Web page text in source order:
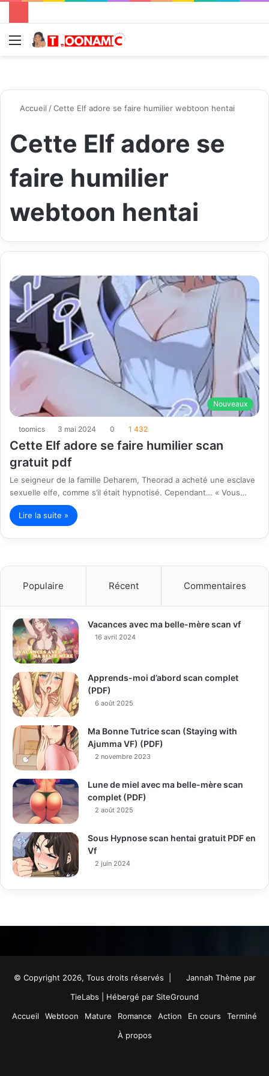
Menu
Accueil /Cette Elf adore se faire humilier webtoon hentai
Cette Elf adore se
faire humilier
webtoon hentai
Nouveaux
toomics 3 mai 2024 0 1 432
Cette Elf adore se faire humilier scan
gratuit pdf
Le seigneur de la famille Deharem, Theorad a acheté une esclave
sexuelle elfe, comme s’il était hypnotisé. Cependant… « Vous…
Lire la suite »
Populaire Récent Commentaires
Vacances avec ma belle-mère scan vf
16 avril 2024
Apprends-moi d’abord scan complet
(PDF)
6 août 2025
Ma Bonne Tutrice scan (Staying with
Ajumma VF) (PDF)
2 novembre 2023
Lune de miel avec ma belle-mère scan
complet (PDF)
2 août 2025
Sous Hypnose scan hentai gratuit PDF en
Vf
2 juin 2024
© Copyright 2026, Tous droits réservés |
Jannah Thème par
TieLabs | Hébergé par SiteGround
Accueil
Webtoon Mature Romance Action En cours
Terminé
À propos